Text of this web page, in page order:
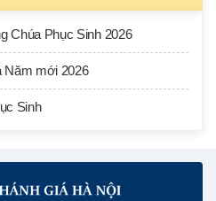
Chúa Phục Sinh 2026
Năm mới 2026
Sinh